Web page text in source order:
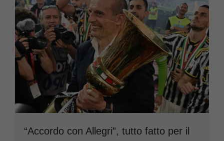
“Accordo con Allegri”, tutto fatto per il